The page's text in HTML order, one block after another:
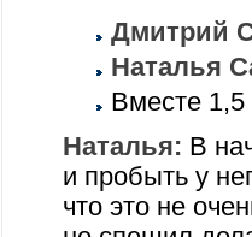
Дмитрий
Наталья
Вместе 1,5
Наталья: В
и пробыть у
что это не